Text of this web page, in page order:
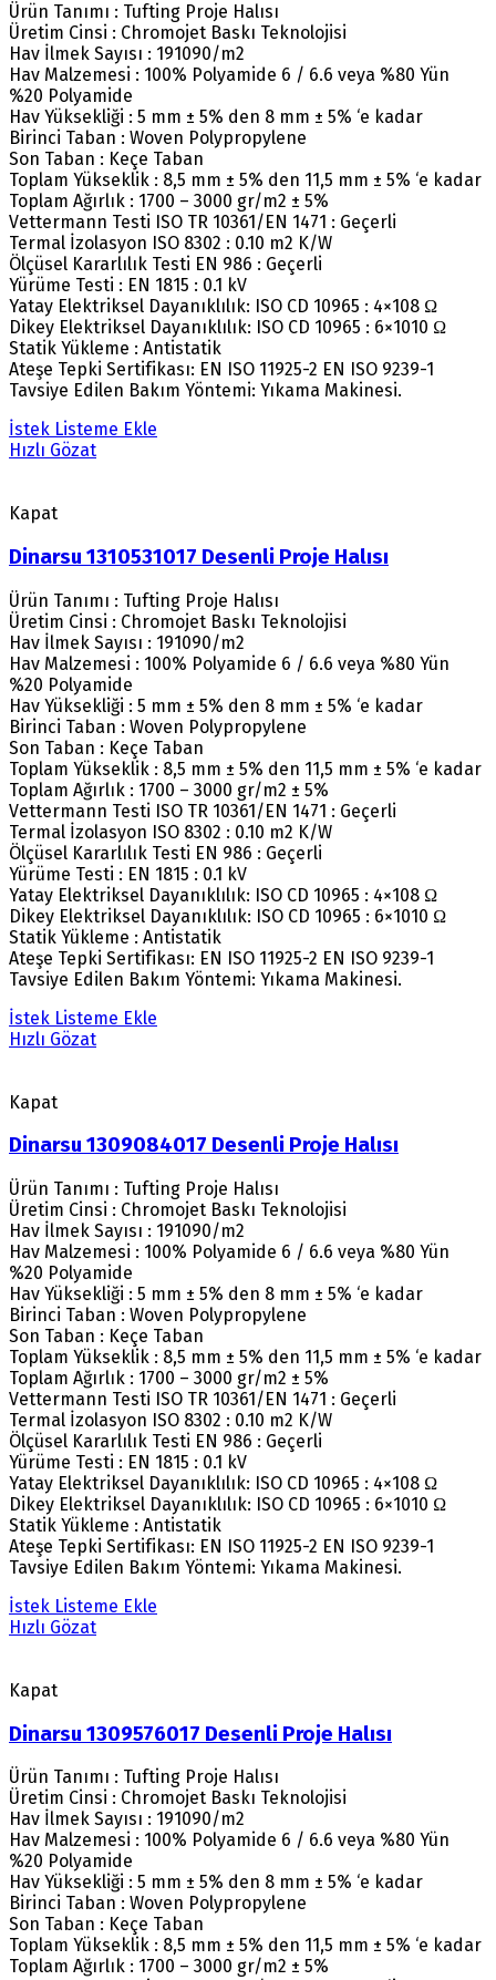
Ürün Tanımı : Tufting Proje Halısı
Üretim Cinsi : Chromojet Baskı Teknolojisi
Hav İlmek Sayısı : 191090/m2
Hav Malzemesi : 100% Polyamide 6 / 6.6 veya %80 Yün
%20 Polyamide
Hav Yüksekliği : 5 mm ± 5% den 8 mm ± 5% ‘e kadar
Birinci Taban : Woven Polypropylene
Son Taban : Keçe Taban
Toplam Yükseklik : 8,5 mm ± 5% den 11,5 mm ± 5% ‘e kadar
Toplam Ağırlık : 1700 – 3000 gr/m2 ± 5%
Vettermann Testi ISO TR 10361/EN 1471 : Geçerli
Termal İzolasyon ISO 8302 : 0.10 m2 K/W
Ölçüsel Kararlılık Testi EN 986 : Geçerli
Yürüme Testi : EN 1815 : 0.1 kV
Yatay Elektriksel Dayanıklılık: ISO CD 10965 : 4×108 Ω
Dikey Elektriksel Dayanıklılık: ISO CD 10965 : 6×1010 Ω
Statik Yükleme : Antistatik
Ateşe Tepki Sertifikası: EN ISO 11925-2 EN ISO 9239-1
Tavsiye Edilen Bakım Yöntemi: Yıkama Makinesi.
İstek Listeme Ekle
Hızlı Gözat
Kapat
Dinarsu 1310531017 Desenli Proje Halısı
Ürün Tanımı : Tufting Proje Halısı
Üretim Cinsi : Chromojet Baskı Teknolojisi
Hav İlmek Sayısı : 191090/m2
Hav Malzemesi : 100% Polyamide 6 / 6.6 veya %80 Yün
%20 Polyamide
Hav Yüksekliği : 5 mm ± 5% den 8 mm ± 5% ‘e kadar
Birinci Taban : Woven Polypropylene
Son Taban : Keçe Taban
Toplam Yükseklik : 8,5 mm ± 5% den 11,5 mm ± 5% ‘e kadar
Toplam Ağırlık : 1700 – 3000 gr/m2 ± 5%
Vettermann Testi ISO TR 10361/EN 1471 : Geçerli
Termal İzolasyon ISO 8302 : 0.10 m2 K/W
Ölçüsel Kararlılık Testi EN 986 : Geçerli
Yürüme Testi : EN 1815 : 0.1 kV
Yatay Elektriksel Dayanıklılık: ISO CD 10965 : 4×108 Ω
Dikey Elektriksel Dayanıklılık: ISO CD 10965 : 6×1010 Ω
Statik Yükleme : Antistatik
Ateşe Tepki Sertifikası: EN ISO 11925-2 EN ISO 9239-1
Tavsiye Edilen Bakım Yöntemi: Yıkama Makinesi.
İstek Listeme Ekle
Hızlı Gözat
Kapat
Dinarsu 1309084017 Desenli Proje Halısı
Ürün Tanımı : Tufting Proje Halısı
Üretim Cinsi : Chromojet Baskı Teknolojisi
Hav İlmek Sayısı : 191090/m2
Hav Malzemesi : 100% Polyamide 6 / 6.6 veya %80 Yün
%20 Polyamide
Hav Yüksekliği : 5 mm ± 5% den 8 mm ± 5% ‘e kadar
Birinci Taban : Woven Polypropylene
Son Taban : Keçe Taban
Toplam Yükseklik : 8,5 mm ± 5% den 11,5 mm ± 5% ‘e kadar
Toplam Ağırlık : 1700 – 3000 gr/m2 ± 5%
Vettermann Testi ISO TR 10361/EN 1471 : Geçerli
Termal İzolasyon ISO 8302 : 0.10 m2 K/W
Ölçüsel Kararlılık Testi EN 986 : Geçerli
Yürüme Testi : EN 1815 : 0.1 kV
Yatay Elektriksel Dayanıklılık: ISO CD 10965 : 4×108 Ω
Dikey Elektriksel Dayanıklılık: ISO CD 10965 : 6×1010 Ω
Statik Yükleme : Antistatik
Ateşe Tepki Sertifikası: EN ISO 11925-2 EN ISO 9239-1
Tavsiye Edilen Bakım Yöntemi: Yıkama Makinesi.
İstek Listeme Ekle
Hızlı Gözat
Kapat
Dinarsu 1309576017 Desenli Proje Halısı
Ürün Tanımı : Tufting Proje Halısı
Üretim Cinsi : Chromojet Baskı Teknolojisi
Hav İlmek Sayısı : 191090/m2
Hav Malzemesi : 100% Polyamide 6 / 6.6 veya %80 Yün
%20 Polyamide
Hav Yüksekliği : 5 mm ± 5% den 8 mm ± 5% ‘e kadar
Birinci Taban : Woven Polypropylene
Son Taban : Keçe Taban
Toplam Yükseklik : 8,5 mm ± 5% den 11,5 mm ± 5% ‘e kadar
Toplam Ağırlık : 1700 – 3000 gr/m2 ± 5%